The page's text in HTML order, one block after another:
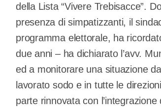
della Lista “Vivere Trebisacce”.
presenza di simpatizzanti, il
programma elettorale, ha
due anni – ha dichiarato l’avv.
ed a monitorare una situazione
lavorato sodo e in tutte le
parte rinnovata con